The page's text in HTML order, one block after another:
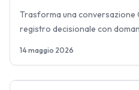
Trasforma una conversazione
registro decisionale con
14 maggio 2026